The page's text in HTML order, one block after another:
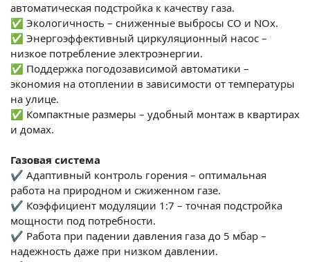
автоматическая подстройка к качеству газа.
✅ Экологичность – сниженные выбросы CO и NOx.
✅ Энергоэффективный циркуляционный насос –
низкое потребление электроэнергии.
✅ Поддержка погодозависимой автоматики –
экономия на отоплении в зависимости от температуры
на улице.
✅ Компактные размеры – удобный монтаж в квартирах
и домах.
Газовая система
✔ Адаптивный контроль горения – оптимальная
работа на природном и сжиженном газе.
✔ Коэффициент модуляции 1:7 – точная подстройка
мощности под потребности.
✔ Работа при падении давления газа до 5 мбар –
надежность даже при низком давлении.